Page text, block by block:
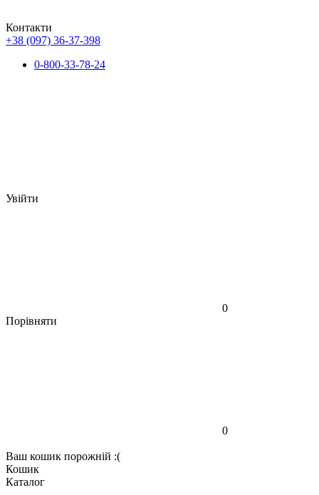
Контакти
+38 (097) 36-37-398
0-800-33-78-24
Увійти
0
Порівняти
0
Ваш кошик порожній :(
Кошик
Каталог